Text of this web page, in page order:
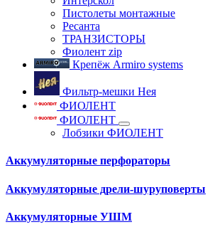
Пистолеты монтажные
Ресанта
ТРАНЗИСТОРЫ
Фиолент zip
Крепёж Armiro systems
Фильтр-мешки Нея
ФИОЛЕНТ
ФИОЛЕНТ
Лобзики ФИОЛЕНТ
Аккумуляторные перфораторы
Аккумуляторные дрели-шуруповерты
Аккумуляторные УШМ